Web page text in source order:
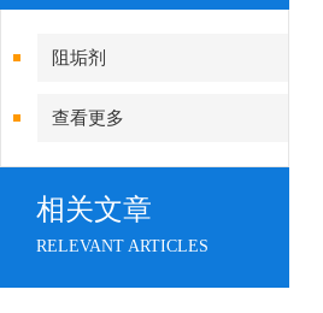
阻垢剂
查看更多
相关文章
RELEVANT ARTICLES